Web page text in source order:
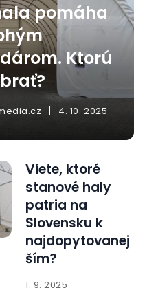
pomáha
Ktorú
4. 10. 2025
Viete, ktoré
stanové haly
patria na
Slovensku k
najdopytovanej
ším?
1. 9. 2025